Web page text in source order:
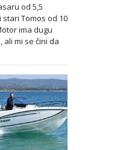
od 5,5
stari Tomos od 10
ima dugu
ali mi se čini da